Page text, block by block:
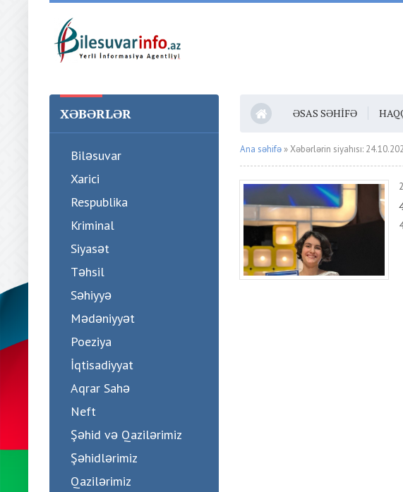
XƏBƏRLƏR
Biləsuvar
Xarici
Respublika
Kriminal
Siyasət
Təhsil
Səhiyyə
Mədəniyyət
Poeziya
İqtisadiyyat
Aqrar Sahə
Neft
Şəhid və Qazilərimiz
Şəhidlərimiz
Qazilərimiz
ƏSAS SƏHIFƏ
Ana səhifə » Xəbərlərin siyahısı: